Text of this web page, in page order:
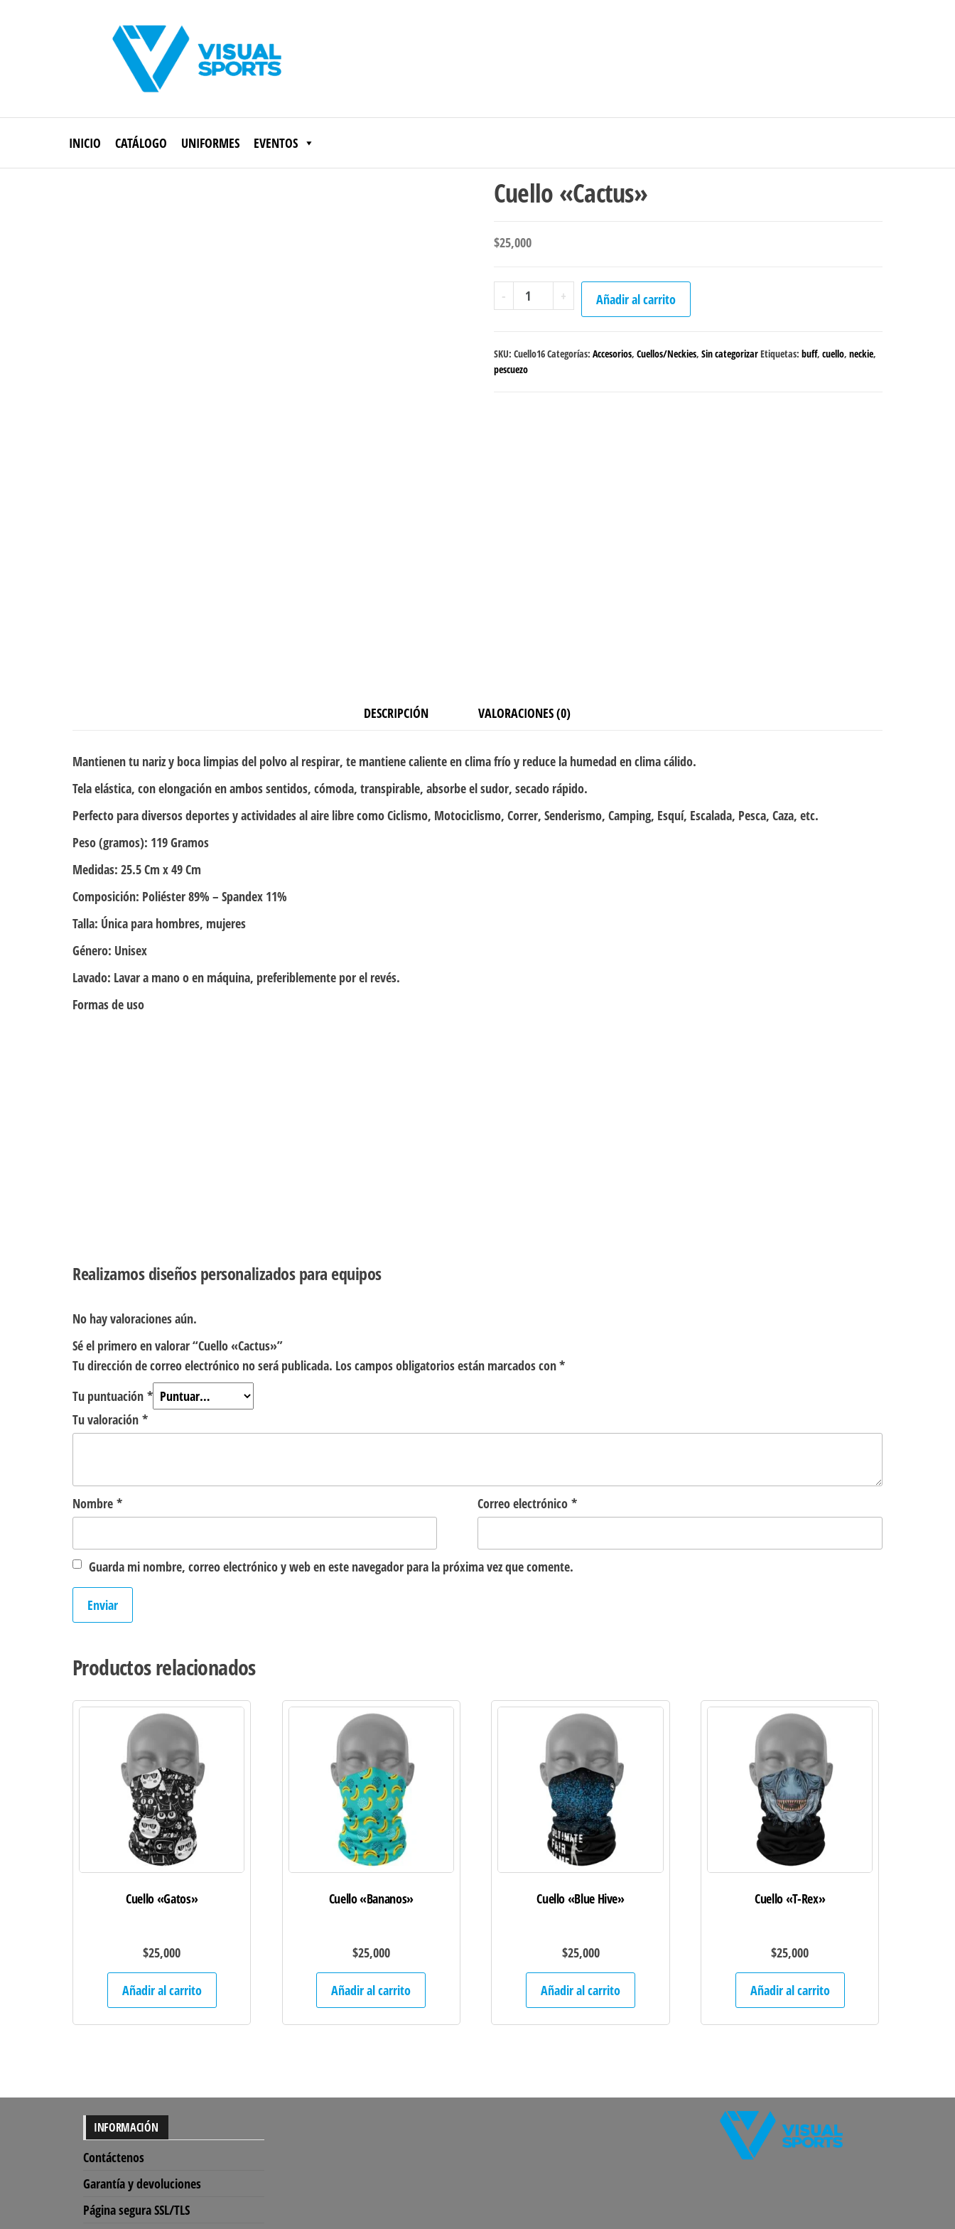
INICIO CATÁLOGO UNIFORMES EVENTOS
Cuello «Cactus»
$25,000
-
Cuello
"Cactus"
+ Añadir al carrito
SKU: Cuello16Categorías: Accesorios, Cuellos/Neckies, Sin categorizarEtiquetas: buff, cuello, neckie,
pescuezo
DESCRIPCIÓN VALORACIONES (0)
Mantienen tu nariz y boca limpias del polvo al respirar, te mantiene caliente en clima frío y reduce la humedad en clima cálido.
Tela elástica, con elongación en ambos sentidos, cómoda, transpirable, absorbe el sudor, secado rápido.
Perfecto para diversos deportes y actividades al aire libre como Ciclismo, Motociclismo, Correr, Senderismo, Camping, Esquí, Escalada, Pesca, Caza, etc.
Peso (gramos): 119 Gramos
Medidas: 25.5 Cm x 49 Cm
Composición: Poliéster 89% – Spandex 11%
Talla: Única para hombres, mujeres
Género: Unisex
Lavado: Lavar a mano o en máquina, preferiblemente por el revés.
Formas de uso
Realizamos diseños personalizados para equipos
No hay valoraciones aún.
Sé el primero en valorar “Cuello «Cactus»”
Tu dirección de correo electrónico no será publicada. Los campos obligatorios están marcados con*
Tu puntuación *
Tu valoración *
Nombre * Correo electrónico *
Guarda mi nombre, correo electrónico y web en este navegador para la próxima vez que comente.
Productos relacionados
Cuello «Gatos»
$25,000
Añadir al carrito
Cuello «Bananos»
$25,000
Añadir al carrito
Cuello «Blue Hive»
$25,000
Añadir al carrito
Cuello «T-Rex»
$25,000
Añadir al carrito
INFORMACIÓN
Contáctenos
Garantía y devoluciones
Página segura SSL/TLS